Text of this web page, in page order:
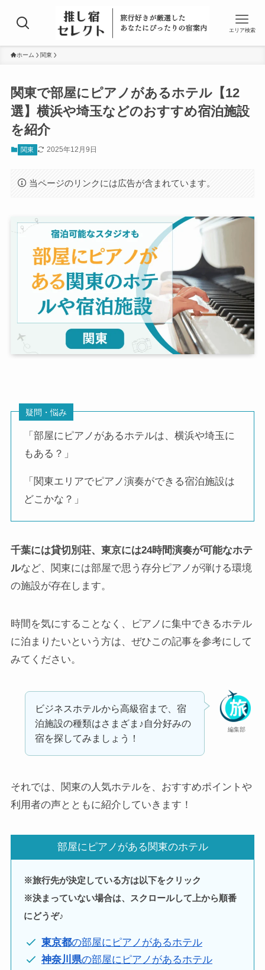
エリア検索
ホーム 関東
関東で部屋にピアノがあるホテル【12
選】横浜や埼玉などのおすすめ宿泊施設
を紹介
関東 2025年12月9日
当ページのリンクには広告が含まれています。
疑問・悩み
「部屋にピアノがあるホテルは、横浜や埼玉に
もある？」
「関東エリアでピアノ演奏ができる宿泊施設は
どこかな？」
千葉には貸切別荘、東京には24時間演奏が可能なホテ
ルなど、関東には部屋で思う存分ピアノが弾ける環境
の施設が存在します。
時間を気にすることなく、ピアノに集中できるホテル
に泊まりたいという方は、ぜひこの記事を参考にして
みてください。
編集部
ビジネスホテルから高級宿まで、宿
泊施設の種類はさまざま♪自分好みの
宿を探してみましょう！
それでは、関東の人気ホテルを、おすすめポイントや
利用者の声とともに紹介していきます！
部屋にピアノがある関東のホテル
※旅行先が決定している方は以下をクリック
※決まっていない場合は、スクロールして上から順番
にどうぞ♪
東京都の部屋にピアノがあるホテル
神奈川県の部屋にピアノがあるホテル